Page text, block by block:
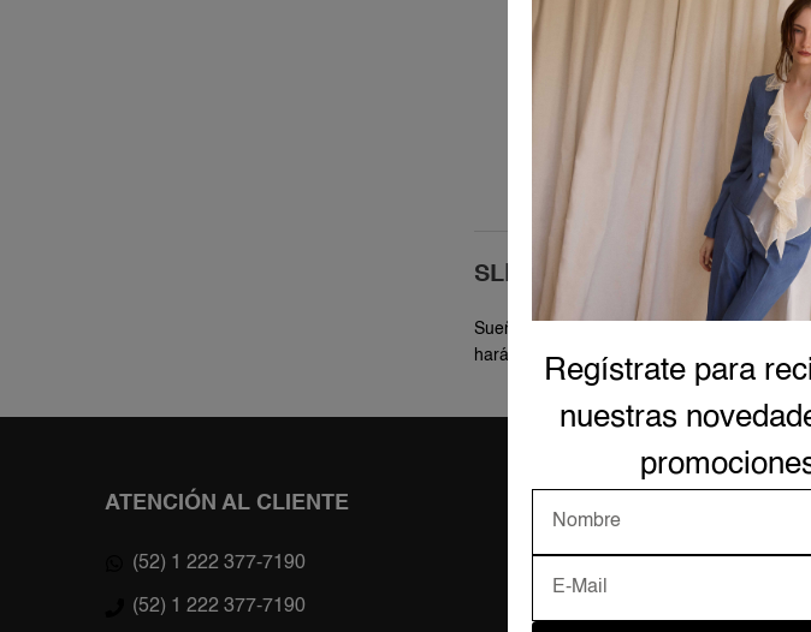
OOPS!
SLEEPWEAR
Sueña en estas pijamas con un toque de
harán que cada noche sea tu favorita.
ATENCIÓN AL CLIENTE
(52) 1 222 377-7190
(52) 1 222 377-7190
Contacto
Mi Cuenta
Regístrate para
nuestras